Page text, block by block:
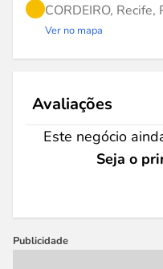
CORDEIRO, Recife,
Ver no mapa
Avaliações
Este negócio
Seja o
Publicidade